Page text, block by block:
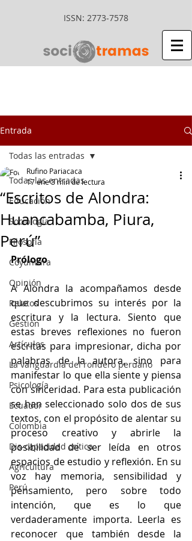
ISSN: 2773-7578
Entrada
Todas las entradas
Educación
Sociología
Filosofía
Coyuntura
Opinión
Relatos
Gestión
Artículos
La vanguardia del rondero peruano
Psicología
Ecuador
Colombia
Dis-capacidad crítica
Agricultura
Perú
Todas las entradas
“Escritos de Alondra:
Huancabamba, Piura,
Perú”
Rufino Pariacaca
17 ene3 min de lectura
Prólogo
A Alondra la acompañamos desde
que descubrimos su interés por la
escritura y la lectura. Siento que
estas breves reflexiones no fueron
escritas para impresionar, dicha por
palabras de la autora, sino para
manifestar lo que ella siente y piensa
con sinceridad. Para esta publicación
se han seleccionado solo dos de sus
textos, con el propósito de alentar su
proceso creativo y abrirle la
posibilidad de ser leída en otros
espacios de estudio y reflexión. En su
voz hay memoria, sensibilidad y
pensamiento, pero sobre todo
intención, que es lo que
verdaderamente importa. Leerla es
reconocer que también desde la